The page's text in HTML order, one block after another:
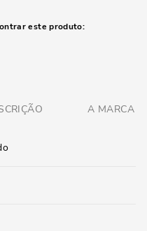
este produto:
A MARCA